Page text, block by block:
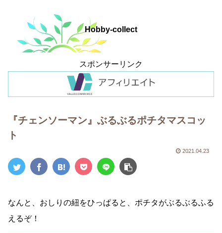
Hobby-collect
スポンサーリンク
『チェンソーマン』ぶるぶるポチタマスコッ
ト
2021.04.23
なんと、おしりの紐をひっぱると、ポチタがぶるぶるふる
えるぞ！